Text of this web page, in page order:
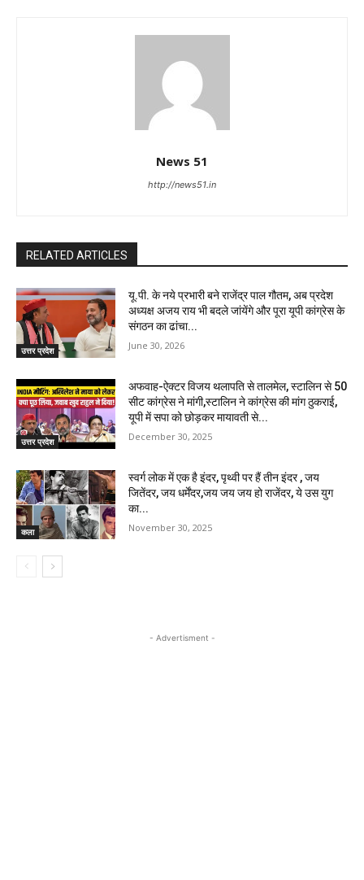
News 51
http://news51.in
RELATED ARTICLES
उत्तर प्रदेश
यू.पी. के नये प्रभारी बने राजेंद्र पाल गौतम, अब प्रदेश
अध्यक्ष अजय राय भी बदले जांयेंगे और पूरा यूपी कांग्रेस के
संगठन का ढांचा...
June 30, 2026
उत्तर प्रदेश
अफवाह-ऐक्टर विजय थलापति से तालमेल, स्टालिन से 50
सीट कांग्रेस ने मांगी,स्टालिन ने कांग्रेस की मांग ठुकराई,
यूपी में सपा को छोड़कर मायावती से...
December 30, 2025
कला
स्वर्ग लोक में एक है इंदर, पृथ्वी पर हैं तीन इंदर , जय
जितेंदर, जय धर्मेंदर,जय जय जय हो राजेंदर, ये उस युग
का...
November 30, 2025
- Advertisment -